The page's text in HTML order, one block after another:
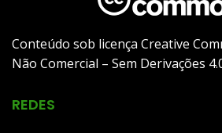
Conteúdo sob licença Creative
Não Comercial – Sem Derivações
REDES